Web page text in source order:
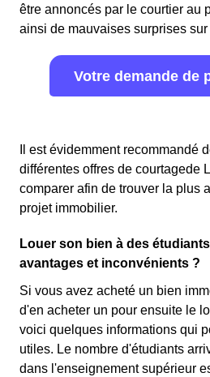
être annoncés par le courtier au
ainsi de mauvaises surprises
Votre demande de
Il est évidemment recommandé
différentes offres de courtagede
comparer afin de trouver la plus
projet immobilier.
Louer son bien à des
avantages et inconvénients ?
Si vous avez acheté un bien
d'en acheter un pour ensuite le
voici quelques informations qui
utiles. Le nombre d'étudiants
dans l'enseignement supérieur